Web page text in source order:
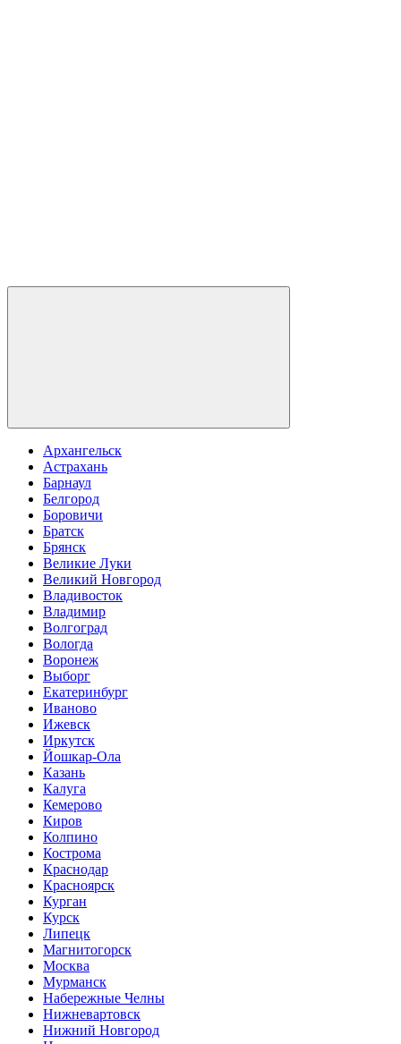
Архангельск
Астрахань
Барнаул
Белгород
Боровичи
Братск
Брянск
Великие Луки
Великий Новгород
Владивосток
Владимир
Волгоград
Вологда
Воронеж
Выборг
Екатеринбург
Иваново
Ижевск
Иркутск
Йошкар-Ола
Казань
Калуга
Кемерово
Киров
Колпино
Кострома
Краснодар
Красноярск
Курган
Курск
Липецк
Магнитогорск
Москва
Мурманск
Набережные Челны
Нижневартовск
Нижний Новгород